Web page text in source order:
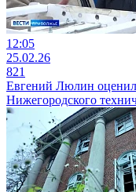
12:05
25.02.26
821
Евгений Люлин оценил
Нижегородского